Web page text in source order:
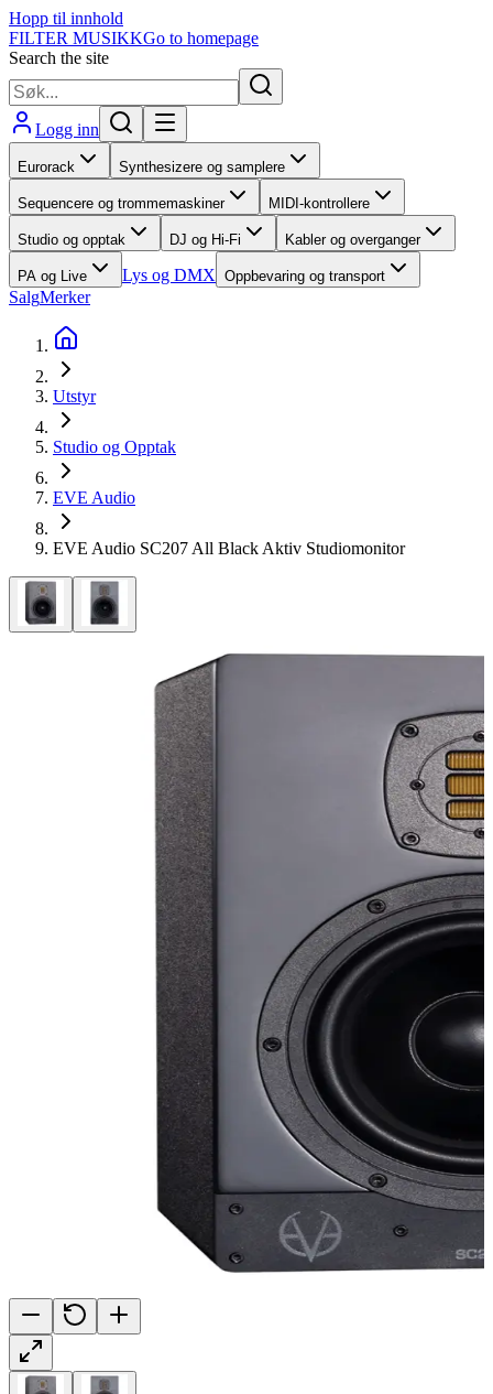
Hopp til innhold
FILTER MUSIKKGo to homepage
Search the site
Logg inn
Eurorack Synthesizere og samplere
Sequencere og trommemaskiner MIDI-kontrollere
Studio og opptak DJ og Hi-Fi Kabler og overganger
PA og Live Lys og DMX Oppbevaring og transport
SalgMerker
Utstyr
Studio og Opptak
EVE Audio
EVE Audio SC207 All Black Aktiv Studiomonitor